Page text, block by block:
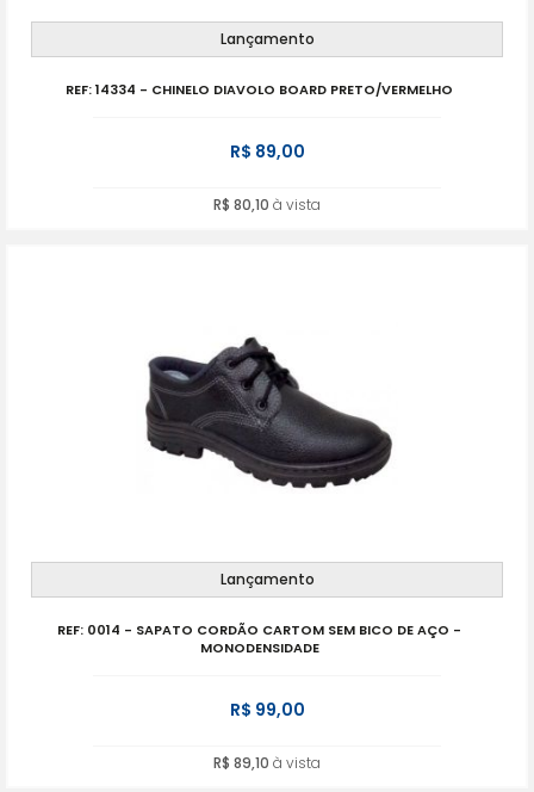
Lançamento
REF: 14334 - CHINELO DIAVOLO BOARD PRETO/VERMELHO
R$ 89,00
R$ 80,10 à vista
Lançamento
REF: 0014 - SAPATO CORDÃO CARTOM SEM BICO DE AÇO -
MONODENSIDADE
R$ 99,00
R$ 89,10 à vista